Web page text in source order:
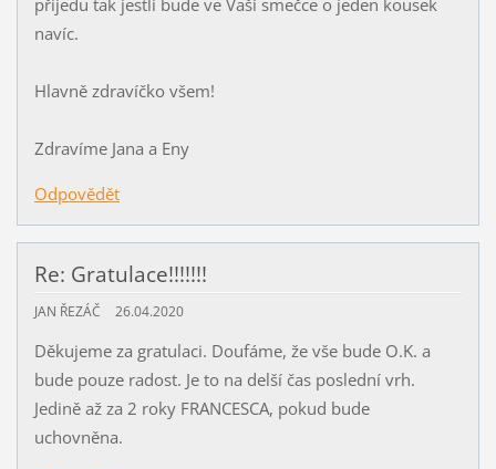
přijedu tak jestli bude ve Vaší smečce o jeden kousek
navíc.
Hlavně zdravíčko všem!
Zdravíme Jana a Eny
Odpovědět
Re: Gratulace!!!!!!!
JAN ŘEZÁČ 26.04.2020
Děkujeme za gratulaci. Doufáme, že vše bude O.K. a
bude pouze radost. Je to na delší čas poslední vrh.
Jedině až za 2 roky FRANCESCA, pokud bude
uchovněna.